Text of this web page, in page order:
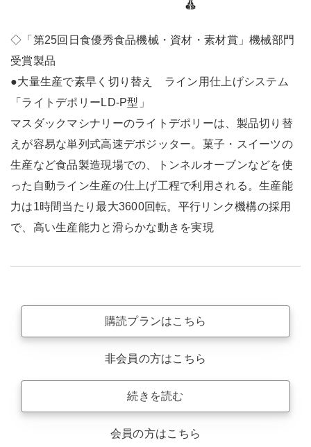
◇「第25回日食優秀食品機械・資材・素材賞」機械部門
受賞製品
●大量生産で素早く切り替え ライン用仕上げシステム
「ライトデポリーLD-P型」
マスダックマシナリーのライトデポリーは、製品切り替
えが容易な単列式高速デポジッター。菓子・スイーツの
生産など食品製造現場での、トンネルオーブンなどを使
った自動ライン生産の仕上げ工程で利用される。生産能
力は1時間当たり最大3600回転。平行リンク機構の採用
で、高い生産能力と滑らかな動きを実現
購読プランはこちら
非会員の方はこちら
続きを読む
会員の方はこちら